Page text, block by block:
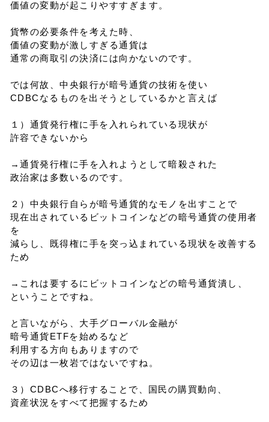
価値の変動が起こりやすすぎます。
貨幣の必要条件を考えた時、
価値の変動が激しすぎる通貨は
通常の商取引の決済には向かないのです。
では何故、中央銀行が暗号通貨の技術を使い
CDBCなるものを出そうとしているかと言えば
１）通貨発行権に手を入れられている現状が
許容できないから
→通貨発行権に手を入れようとして暗殺された
政治家は多数いるのです。
２）中央銀行自らが暗号通貨的なモノを出すことで
現在出されているビットコインなどの暗号通貨の使用者
を
減らし、既得権に手を突っ込まれている現状を改善する
ため
→これは要するにビットコインなどの暗号通貨潰し、
ということですね。
と言いながら、大手グローバル金融が
暗号通貨ETFを始めるなど
利用する方向もありますので
その辺は一枚岩ではないですね。
３）CDBCへ移行することで、国民の購買動向、
資産状況をすべて把握するため